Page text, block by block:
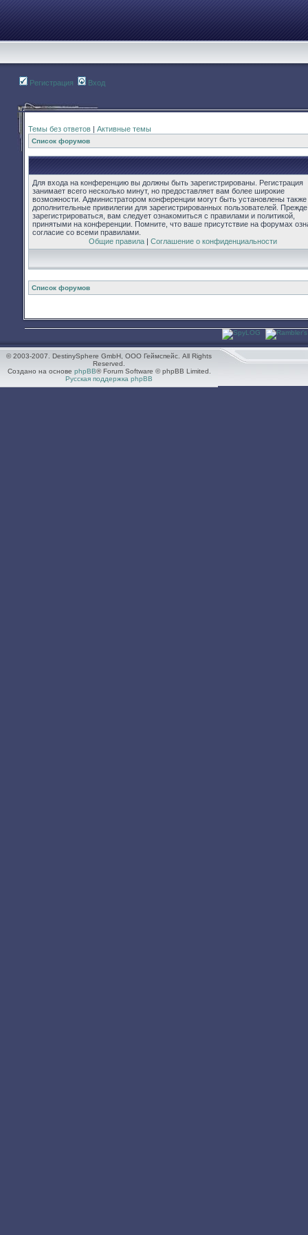
Регистрация Вход
Темы без ответов | Активные темы
Список форумов
Для входа на конференцию вы должны быть зарегистрированы. Регистрация
занимает всего несколько минут, но предоставляет вам более широкие
возможности. Администратором конференции могут быть установлены также
дополнительные привилегии для зарегистрированных пользователей.
зарегистрироваться, вам следует ознакомиться с правилами и политикой,
принятыми на конференции. Помните, что ваше присутствие на форумах
согласие со всеми правилами.
Общие правила| Соглашение о конфиденциальности
Список форумов
© 2003-2007. DestinySphere GmbH, ООО Геймспейс. All Rights
Reserved.
Создано на основе phpBB® Forum Software © phpBB Limited.
Русская поддержка phpBB